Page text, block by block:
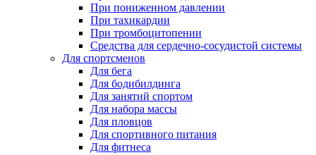
При пониженном давлении
При тахикардии
При тромбоцитопении
Средства для сердечно-сосудистой системы
Для спортсменов
Для бега
Для бодибилдинга
Для занятий спортом
Для набора массы
Для пловцов
Для спортивного питания
Для фитнеса